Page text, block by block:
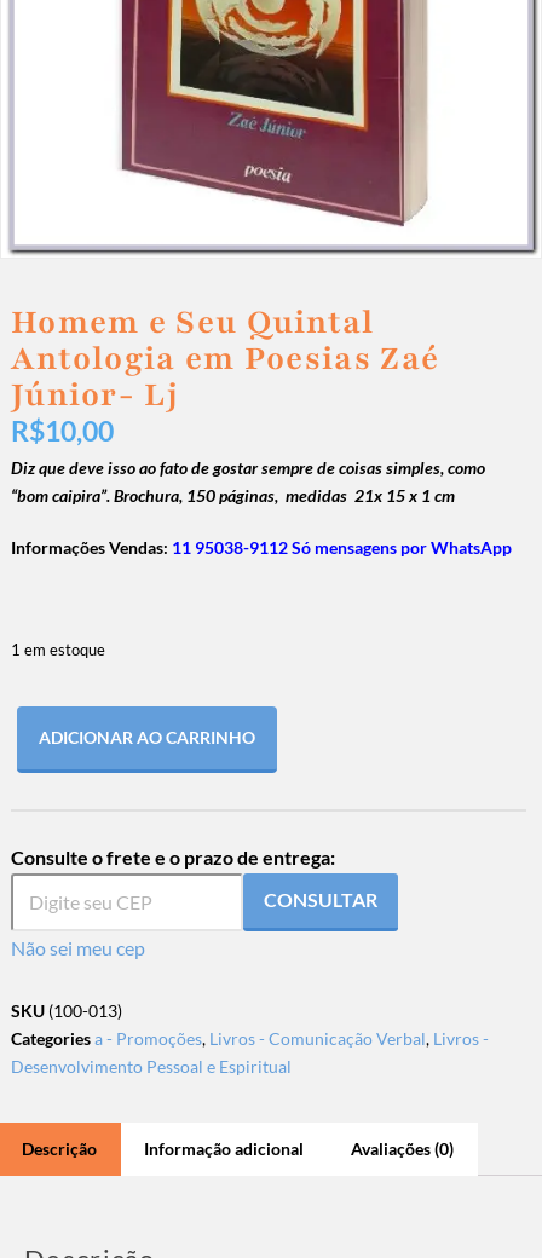
Homem e Seu Quintal
Antologia em Poesias Zaé
Júnior- Lj
R$10,00
Diz que deve isso ao fato de gostar sempre de coisas simples, como
“bom caipira”. Brochura, 150 páginas, medidas 21x 15 x 1 cm
Informações Vendas: 11 95038-9112 Só mensagens por WhatsApp
1 em estoque
ADICIONAR AO CARRINHO
Consulte o frete e o prazo de entrega:
CONSULTAR
Não sei meu cep
SKU (100-013)
Categoriesa - Promoções, Livros - Comunicação Verbal, Livros -
Desenvolvimento Pessoal e Espiritual
Descrição Informação adicional Avaliações (0)